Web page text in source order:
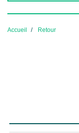
Accueil Retour